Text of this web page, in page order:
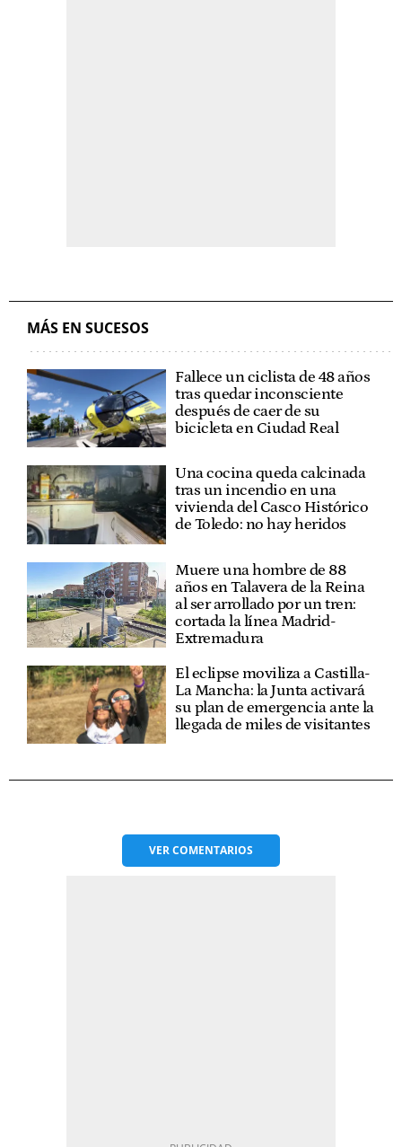
MÁS EN SUCESOS
Fallece un ciclista de 48 años
tras quedar inconsciente
después de caer de su
bicicleta en Ciudad Real
Una cocina queda calcinada
tras un incendio en una
vivienda del Casco Histórico
de Toledo: no hay heridos
Muere una hombre de 88
años en Talavera de la Reina
al ser arrollado por un tren:
cortada la línea Madrid-
Extremadura
El eclipse moviliza a Castilla-
La Mancha: la Junta activará
su plan de emergencia ante la
llegada de miles de visitantes
VERCOMENTARIOS